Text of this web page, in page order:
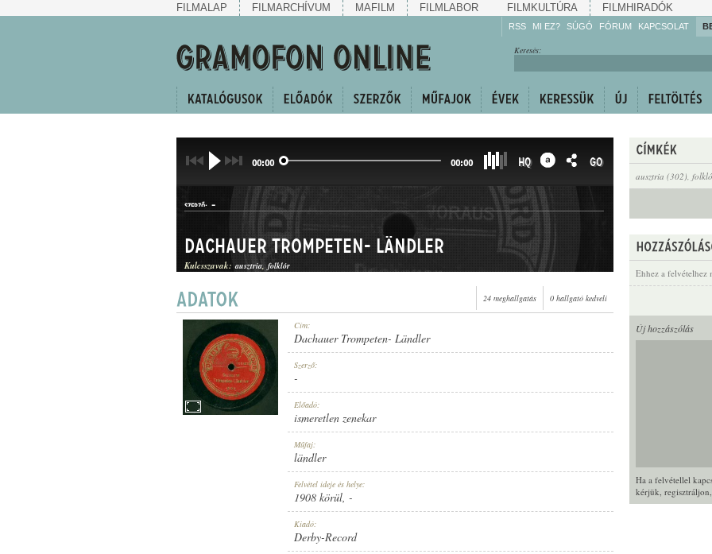
FILMALAP FILMARCHÍVUM MAFILM FILMLABOR FILMKULTÚRA FILMHIRADÓK
RSS MI EZ? SÚGÓ
Gyarapítsa!
FÓRUM KAPCSOLAT
Keresés:
ausztria (302),
Ehhez a felvételhez
Új hozzászólás
Ha a felvétellel
kérjük, regisztráljon
00:00 00:00 HQ GO
SZERZŐ: -
LÄNDLER
1908 KÖRÜL
Dachauer Trompeten- Ländler
Kulcsszavak: ausztria folklór
24 meghallgatás 0 hallgató kedveli
Cím:
Dachauer Trompeten- Ländler
Szerző:
-
Előadó:
ismeretlen zenekar
Műfaj:
ländler
Felvétel ideje és helye:
1908 körül, -
Kiadó:
Derby-Record